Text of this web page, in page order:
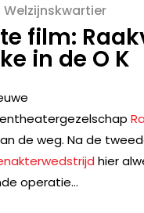
Welzijnskwartier
film:
in de O K
de weg. Na de
hier
operatie…